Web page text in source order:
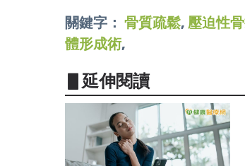
關鍵字： 骨質疏鬆, 壓迫性
體形成術,
▋延伸閱讀